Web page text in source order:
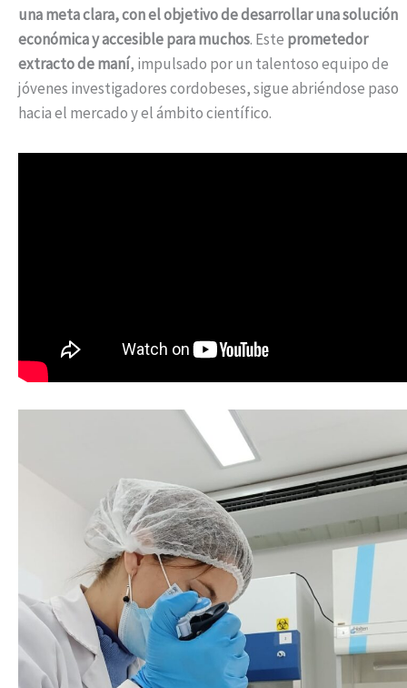
una meta clara, con el objetivo de desarrollar una solución
económica y accesible para muchos. Este prometedor
extracto de maní, impulsado por un talentoso equipo de
jóvenes investigadores cordobeses, sigue abriéndose paso
hacia el mercado y el ámbito científico.